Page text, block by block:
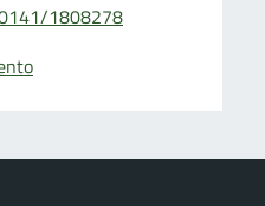
1808278